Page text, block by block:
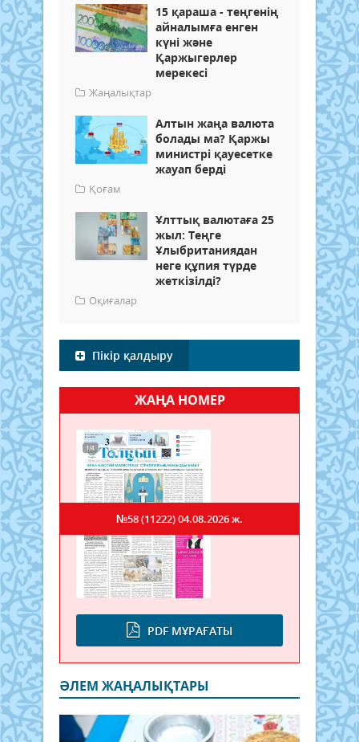
15 қараша - теңгенің
айналымға енген
күні және
Қаржыгерлер
мерекесі
Жаңалықтар
Алтын жаңа валюта
болады ма? Қаржы
министрі қауесетке
жауап берді
Қоғам
Ұлттық валютаға 25
жыл: Теңге
Ұлыбританиядан
неге құпия түрде
жеткізілді?
Оқиғалар
Пікір қалдыру
ЖАҢА НОМЕР
PDF МҰРАҒАТЫ
№58 (11222)04.08.2026 ж.
ӘЛЕМ ЖАҢАЛЫҚТАРЫ